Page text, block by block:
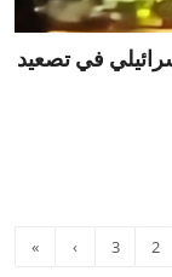
في تصعيد
2
3
›
»